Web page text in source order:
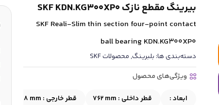
بیرینگ مقطع نازک SKF KDN.KG300XP0
SKF Reali-Slim thin section four-point contact
ball bearing KDN.KG300XP0
دسته‌بندی ها: بلبرینگ,محصولات SKF
ویژگی‌های محصول
ابعاد : قطر داخلی : 762 mm قطر خارجی : 812.8 mm